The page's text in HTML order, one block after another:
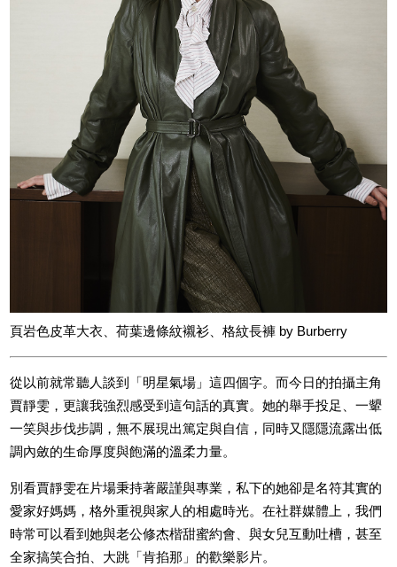
頁岩色皮革大衣、荷葉邊條紋襯衫、格紋長褲 by Burberry
從以前就常聽人談到「明星氣場」這四個字。而今日的拍攝主角
賈靜雯，更讓我強烈感受到這句話的真實。她的舉手投足、一顰
一笑與步伐步調，無不展現出篤定與自信，同時又隱隱流露出低
調內斂的生命厚度與飽滿的溫柔力量。
別看賈靜雯在片場秉持著嚴謹與專業，私下的她卻是名符其實的
愛家好媽媽，格外重視與家人的相處時光。在社群媒體上，我們
時常可以看到她與老公修杰楷甜蜜約會、與女兒互動吐槽，甚至
全家搞笑合拍、大跳「肯掐那」的歡樂影片。